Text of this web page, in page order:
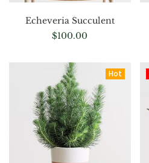
Echeveria Succulent
$100.00
Hot